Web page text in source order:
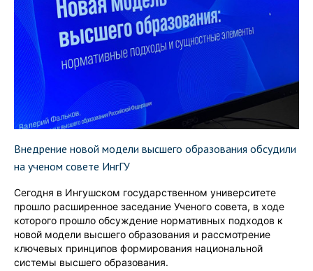
Внедрение новой модели высшего образования обсудили
на ученом совете ИнгГУ
Сегодня в Ингушском государственном университете
прошло расширенное заседание Ученого совета, в ходе
которого прошло обсуждение нормативных подходов к
новой модели высшего образования и рассмотрение
ключевых принципов формирования национальной
системы высшего образования.